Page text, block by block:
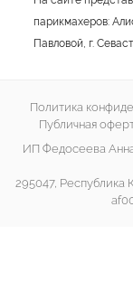
парикмахеров:
Павловой, г.
Политика
Публичная
ИП Федосеева
295047, Республика